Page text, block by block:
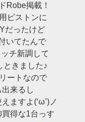
Robe掲載！
ピストンに
だったけど
いてたんで
チ新調して
ときました♪
ートなので
来るし
ますよ(‘ω’)ノ
得な1台っす